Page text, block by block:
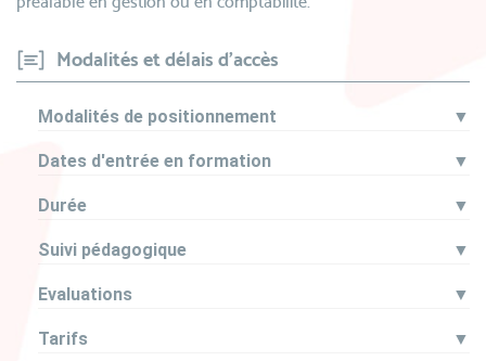
Modalités et délais d'accès
Modalités de positionnement ▼
Dates d'entrée en formation ▼
Durée ▼
Suivi pédagogique ▼
Evaluations ▼
Tarifs ▼